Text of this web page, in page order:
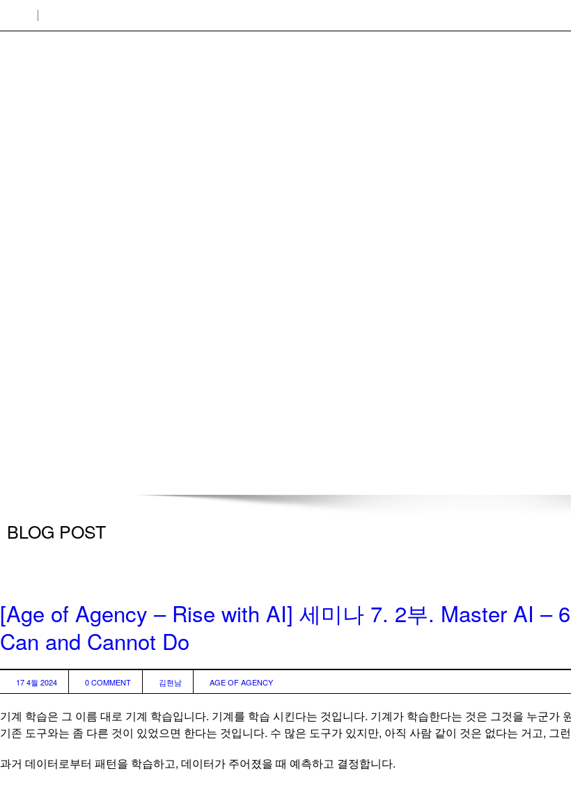
BLOG POST
[Age of Agency – Rise with AI] 세미나 7. 2부. Master AI –
Can and Cannot Do
17 4월 2024 0 COMMENT 김현남 AGE OF AGENCY
기계 학습은 그 이름 대로 기계 학습입니다. 기계를 학습 시킨다는 것입니다. 기계가 학습한다는 것은 그것을 누군
기존 도구와는 좀 다른 것이 있었으면 한다는 것입니다. 수 많은 도구가 있지만, 아직 사람 같이 것은 없다는 거고, 그
과거 데이터로부터 패턴을 학습하고, 데이터가 주어졌을 때 예측하고 결정합니다.